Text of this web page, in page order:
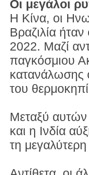
Οι μεγάλοι
Η Κίνα, οι
Βραζιλία
2022. Μαζί
παγκόσμιου
κατανάλωσης
του
Μεταξύ
και η Ινδία
τη